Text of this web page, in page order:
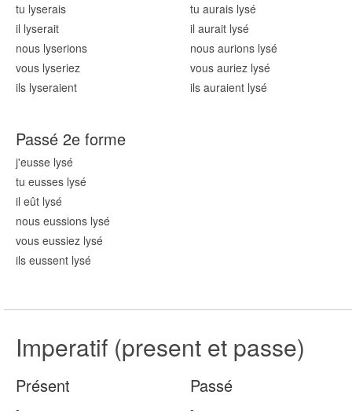
tu lyserais
il lyserait
nous lyserions
vous lyseriez
ils lyseraient
tu aurais lysé
il aurait lysé
nous aurions lysé
vous auriez lysé
ils auraient lysé
Passé 2e forme
j'eusse lysé
tu eusses lysé
il eût lysé
nous eussions lysé
vous eussiez lysé
ils eussent lysé
Imperatif (present et passe)
Présent
-
Passé
-